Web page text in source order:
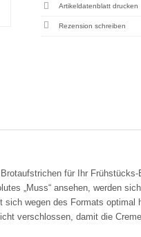
Artikeldatenblatt drucken
Rezension schreiben
für Ihr
„Muss“ ansehen, werden
wegen des Formats optimal
verschlossen, damit die